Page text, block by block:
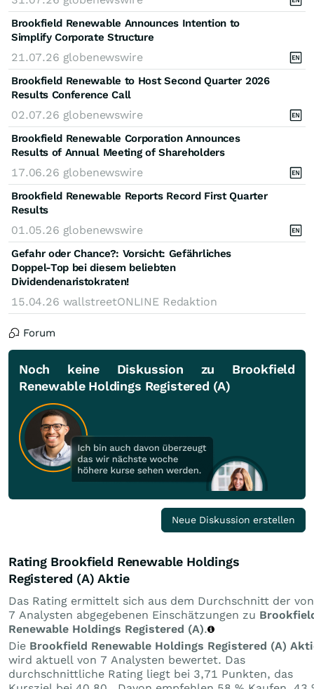
Brookfield Renewable Announces Intention to
Simplify Corporate Structure
21.07.26 globenewswire
Brookfield Renewable to Host Second Quarter 2026
Results Conference Call
02.07.26 globenewswire
Brookfield Renewable Corporation Announces
Results of Annual Meeting of Shareholders
17.06.26 globenewswire
Brookfield Renewable Reports Record First Quarter
Results
01.05.26 globenewswire
Gefahr oder Chance?: Vorsicht: Gefährliches
Doppel-Top bei diesem beliebten
Dividendenaristokraten!
15.04.26 wallstreetONLINE Redaktion
Forum
Noch keine Diskussion zu Brookfield
Renewable Holdings Registered (A)
Neue Diskussion erstellen
Rating Brookfield Renewable Holdings
Registered (A) Aktie
Das Rating ermittelt sich aus dem Durchschnitt der von
7 Analysten abgegebenen Einschätzungen zu
Renewable Holdings Registered (A).
Die Brookfield Renewable Holdings Registered (A)
wird aktuell von 7 Analysten bewertet. Das
durchschnittliche Rating liegt bei 3,71 Punkten, das